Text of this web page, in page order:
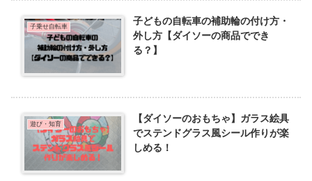
子乗せ自転車
子どもの自転車の補助輪の付け方・
外し方【ダイソーの商品ででき
る？】
遊び・知育
【ダイソーのおもちゃ】ガラス絵具
でステンドグラス風シール作りが楽
しめる！